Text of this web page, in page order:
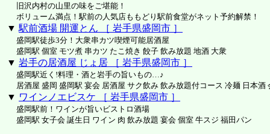
旧沢内村の山里の味をご堪能！
ボリューム満点！駅前の人気店ももどり駅前食堂がネット予約解禁！
▼ 駅前酒場 開運とん ［ 岩手県盛岡市 ］
盛岡駅徒歩3分！大衆串カツ喫煙可能居酒屋
盛岡駅 個室 モツ煮 串カツ たこ焼き 餃子 飲み放題 地酒 大衆
▼ 岩手の居酒屋 じょ居 ［ 岩手県盛岡市 ］
盛岡駅近く!料理・酒と岩手の旨いもの…♪
居酒屋 盛岡 盛岡駅 宴会 居酒屋 サク飲み 飲み放題付コース 冷麺 日本酒
▼ ワインノエビスケ ［ 岩手県盛岡市 ］
盛岡駅前！ワインが旨いビストロ酒場
盛岡駅 女子会 誕生日 ワイン 肉 飲み放題 宴会 個室 牛スジ 福田パン